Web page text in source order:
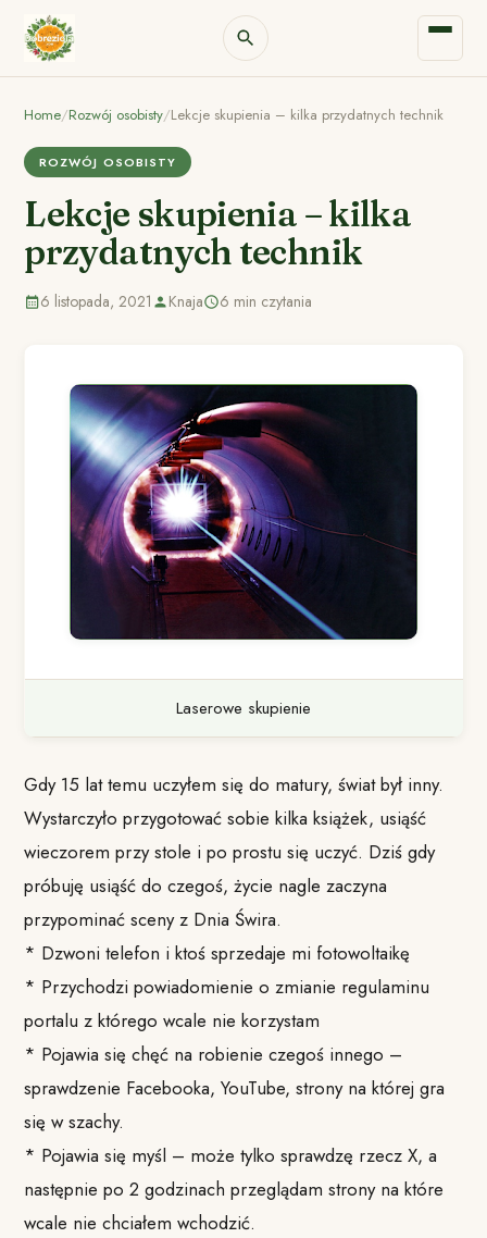
Home/Rozwój osobisty/Lekcje skupienia – kilka przydatnych technik
ROZWÓJ OSOBISTY
Lekcje skupienia – kilka
przydatnych technik
6 listopada, 2021 Knaja 6 min czytania
Laserowe skupienie
Gdy 15 lat temu uczyłem się do matury, świat był inny.
Wystarczyło przygotować sobie kilka książek, usiąść
wieczorem przy stole i po prostu się uczyć. Dziś gdy
próbuję usiąść do czegoś, życie nagle zaczyna
przypominać sceny z Dnia Świra.
* Dzwoni telefon i ktoś sprzedaje mi fotowoltaikę
* Przychodzi powiadomienie o zmianie regulaminu
portalu z którego wcale nie korzystam
* Pojawia się chęć na robienie czegoś innego –
sprawdzenie Facebooka, YouTube, strony na której gra
się w szachy.
* Pojawia się myśl – może tylko sprawdzę rzecz X, a
następnie po 2 godzinach przeglądam strony na które
wcale nie chciałem wchodzić.